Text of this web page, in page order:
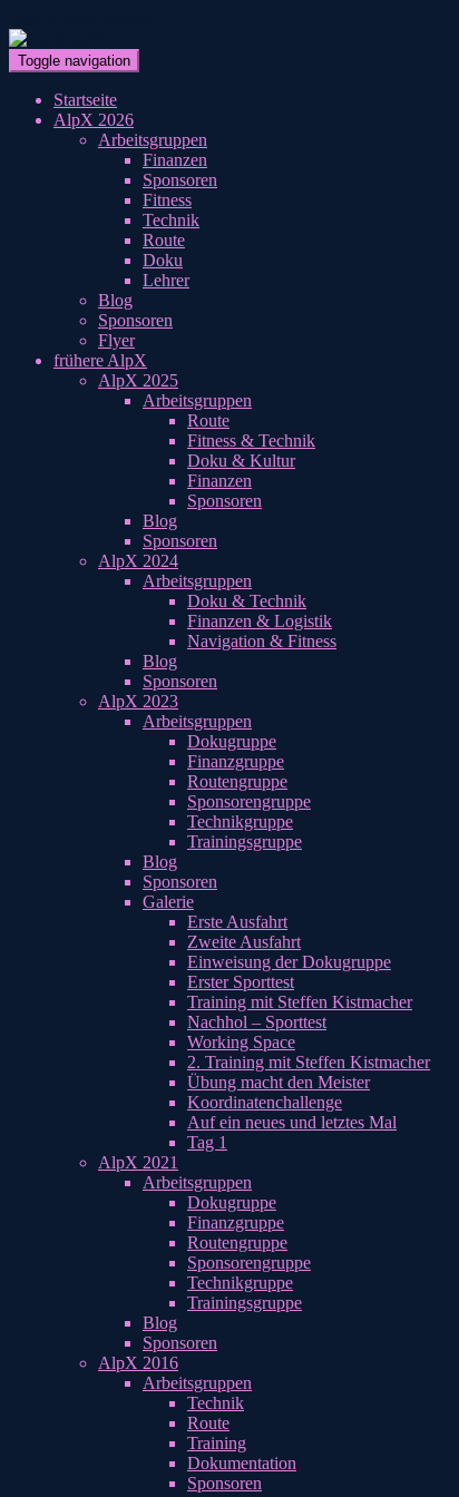
Toggle navigation
Startseite
AlpX 2026
Arbeitsgruppen
Finanzen
Sponsoren
Fitness
Technik
Route
Doku
Lehrer
Blog
Sponsoren
Flyer
frühere AlpX
AlpX 2025
Arbeitsgruppen
Route
Fitness & Technik
Doku & Kultur
Finanzen
Sponsoren
Blog
Sponsoren
AlpX 2024
Arbeitsgruppen
Doku & Technik
Finanzen & Logistik
Navigation & Fitness
Blog
Sponsoren
AlpX 2023
Arbeitsgruppen
Dokugruppe
Finanzgruppe
Routengruppe
Sponsorengruppe
Technikgruppe
Trainingsgruppe
Blog
Sponsoren
Galerie
Erste Ausfahrt
Zweite Ausfahrt
Einweisung der Dokugruppe
Erster Sporttest
Training mit Steffen Kistmacher
Nachhol – Sporttest
Working Space
2. Training mit Steffen Kistmacher
Übung macht den Meister
Koordinatenchallenge
Auf ein neues und letztes Mal
Tag 1
AlpX 2021
Arbeitsgruppen
Dokugruppe
Finanzgruppe
Routengruppe
Sponsorengruppe
Technikgruppe
Trainingsgruppe
Blog
Sponsoren
AlpX 2016
Arbeitsgruppen
Technik
Route
Training
Dokumentation
Sponsoren